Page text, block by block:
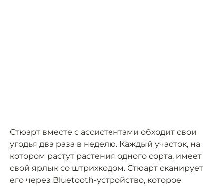
Стюарт вместе с ассистентами обходит свои
угодья два раза в неделю. Каждый участок, на
котором растут растения одного сорта, имеет
свой ярлык со штрихкодом. Стюарт сканирует
его через Bluetooth-устройство, которое